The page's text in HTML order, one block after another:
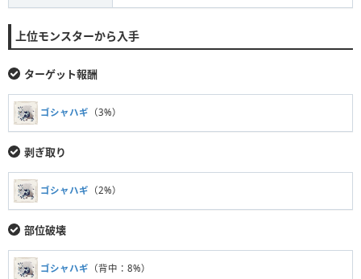
上位モンスターから入手
ターゲット報酬
ゴシャハギ （3%）
剥ぎ取り
ゴシャハギ （2%）
部位破壊
ゴシャハギ （背中：8%）